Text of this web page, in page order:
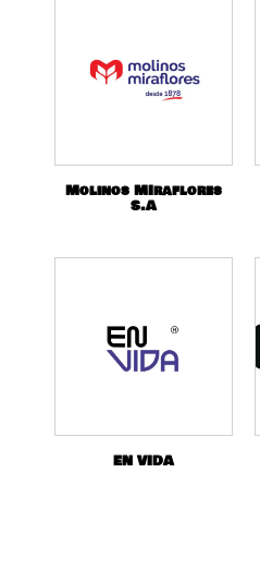
Molinos MIraflores
S.A
EN VIDA